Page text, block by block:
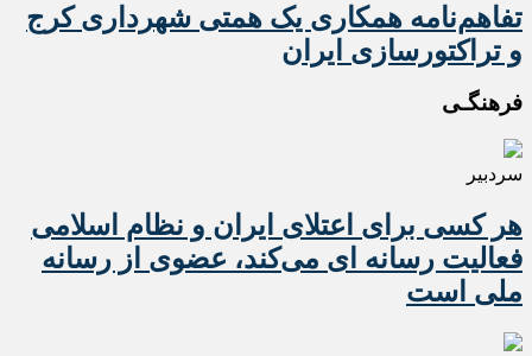
تفاهم‌نامه همکاری یک همتی شهرداری کرج
و تراکتورسازی ایران
فرهنگـی
سردبیر
هر کسی برای اعتلای ایران و نظام اسلامی
فعالیت رسانه ای می‌کند، عضوی از رسانه
ملی است